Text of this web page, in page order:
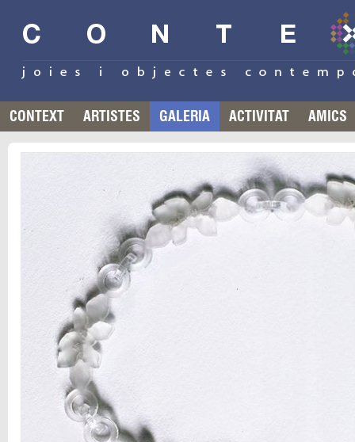
CONTEXT ARTISTES GALERIA ACTIVITAT AMICS